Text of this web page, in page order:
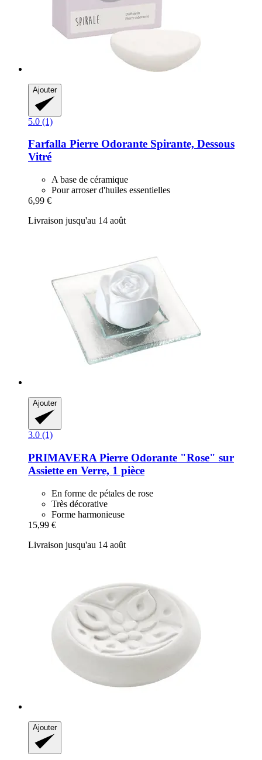
Ajouter
5.0 (1)
Farfalla Pierre Odorante Spirante, Dessous
Vitré
A base de céramique
Pour arroser d'huiles essentielles
6,99 €
Livraison jusqu'au 14 août
Ajouter
3.0 (1)
PRIMAVERA Pierre Odorante "Rose" sur
Assiette en Verre, 1 pièce
En forme de pétales de rose
Très décorative
Forme harmonieuse
15,99 €
Livraison jusqu'au 14 août
Ajouter